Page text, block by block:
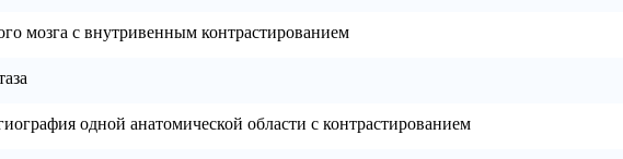
мозга с внутривенным контрастированием
одной анатомической области с контрастированием